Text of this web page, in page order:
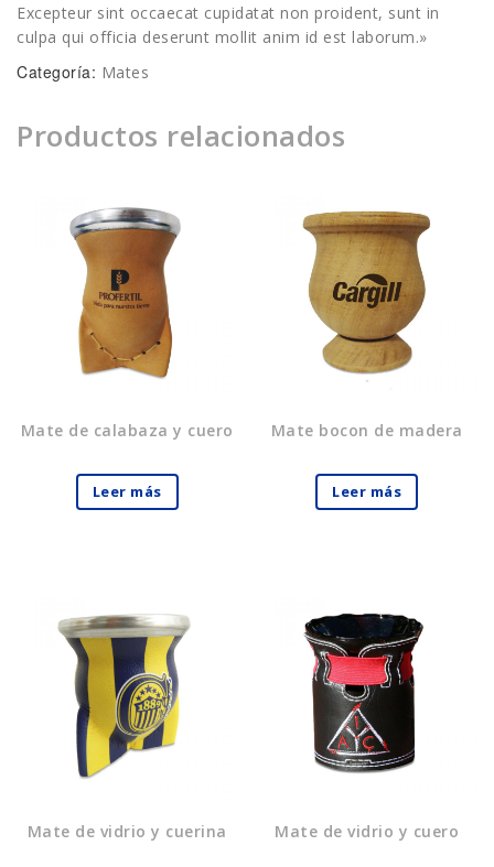
Excepteur sint occaecat cupidatat non proident, sunt in
culpa qui officia deserunt mollit anim id est laborum.»
Categoría: Mates
Productos relacionados
Mate de calabaza y cuero
Leer más
Mate bocon de madera
Leer más
Mate de vidrio y cuerina
Mate de vidrio y cuero